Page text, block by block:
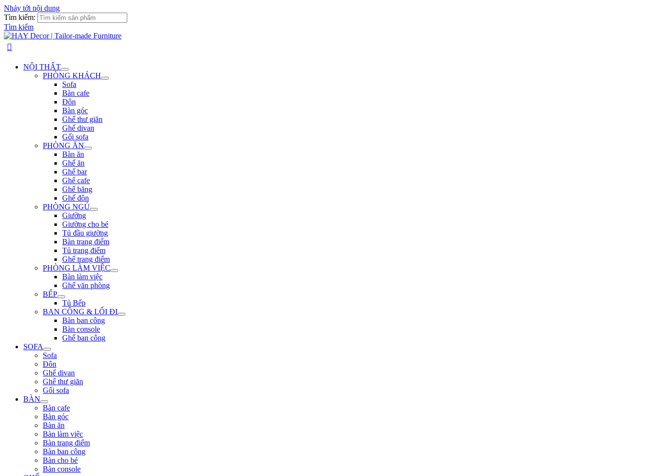
Nhảy tới nội dung
Tìm kiếm:
Tìm kiếm
NỘI THẤT
PHÒNG KHÁCH
Sofa
Bàn cafe
Đôn
Bàn góc
Ghế thư giãn
Ghế divan
Gối sofa
PHÒNG ĂN
Bàn ăn
Ghế ăn
Ghế bar
Ghế cafe
Ghế băng
Ghế đôn
PHÒNG NGỦ
Giường
Giường cho bé
Tủ đầu giường
Bàn trang điểm
Tủ trang điểm
Ghế trang điểm
PHÒNG LÀM VIỆC
Bàn làm việc
Ghế văn phòng
BẾP
Tủ Bếp
BAN CÔNG & LỐI ĐI
Bàn ban công
Bàn console
Ghế ban công
SOFA
Sofa
Đôn
Ghế divan
Ghế thư giãn
Gối sofa
BÀN
Bàn cafe
Bàn góc
Bàn ăn
Bàn làm việc
Bàn trang điểm
Bàn ban công
Bàn cho bé
Bàn console